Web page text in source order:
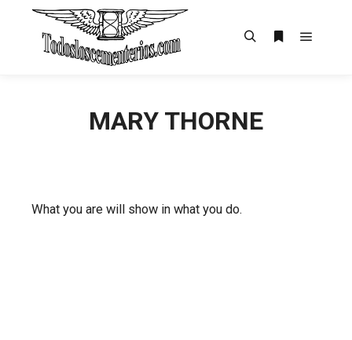
MARY THORNE
What you are will show in what you do.